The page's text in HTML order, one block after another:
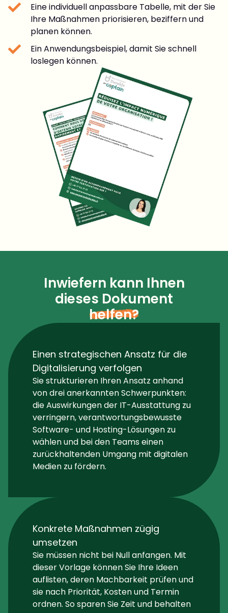
Eine individuell anpassbare Tabelle, mit der Sie
Ihre Maßnahmen priorisieren, beziffern und
planen können.
Ein Anwendungsbeispiel, damit Sie schnell
loslegen können.
Inwiefern kann Ihnen
dieses Dokument
helfen?
Einen strategischen Ansatz für die
Digitalisierung verfolgen
Sie strukturieren Ihren Ansatz anhand
von drei anerkannten Schwerpunkten:
die Auswirkungen der IT-Ausstattung zu
verringern, verantwortungsbewusste
Software- und Hosting-Lösungen zu
wählen und bei den Teams einen
zurückhaltenden Umgang mit digitalen
Medien zu fördern.
Konkrete Maßnahmen zügig
umsetzen
Sie müssen nicht bei Null anfangen. Mit
dieser Vorlage können Sie Ihre Ideen
auflisten, deren Machbarkeit prüfen und
sie nach Priorität, Kosten und Termin
ordnen. So sparen Sie Zeit und behalten